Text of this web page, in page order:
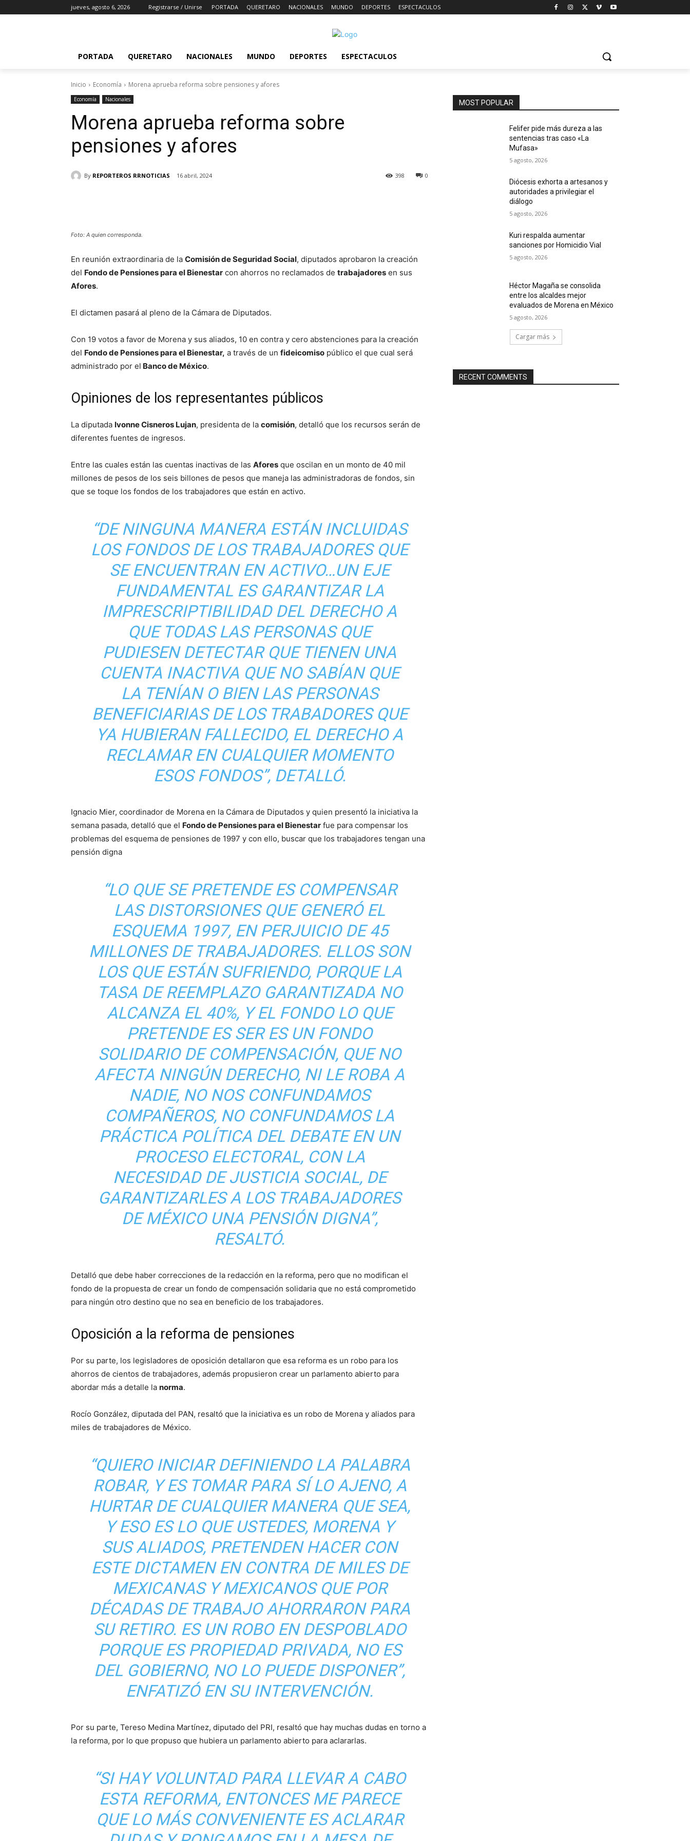
jueves, agosto 6, 2026 Registrarse / Unirse PORTADA QUERETARO NACIONALES MUNDO DEPORTES ESPECTACULOS
PORTADA QUERETARO NACIONALES MUNDO DEPORTES ESPECTACULOS
Inicio Economía Morena aprueba reforma sobre pensiones y afores
Economía Nacionales
Morena aprueba reforma sobre
pensiones y afores
By REPORTEROS RRNOTICIAS 16 abril, 2024 0
398
Foto: A quien corresponda.
En reunión extraordinaria de la Comisión de Seguridad Social, diputados aprobaron la creación
del Fondo de Pensiones para el Bienestar con ahorros no reclamados de trabajadores en sus
Afores.
El dictamen pasará al pleno de la Cámara de Diputados.
Con 19 votos a favor de Morena y sus aliados, 10 en contra y cero abstenciones para la creación
del Fondo de Pensiones para el Bienestar, a través de un fideicomiso público el que cual será
administrado por el Banco de México.
Opiniones de los representantes públicos
La diputada Ivonne Cisneros Lujan, presidenta de la comisión, detalló que los recursos serán de
diferentes fuentes de ingresos.
Entre las cuales están las cuentas inactivas de las Afores que oscilan en un monto de 40 mil
millones de pesos de los seis billones de pesos que maneja las administradoras de fondos, sin
que se toque los fondos de los trabajadores que están en activo.
“DE NINGUNA MANERA ESTÁN INCLUIDAS
LOS FONDOS DE LOS TRABAJADORES QUE
SE ENCUENTRAN EN ACTIVO…UN EJE
FUNDAMENTAL ES GARANTIZAR LA
IMPRESCRIPTIBILIDAD DEL DERECHO A
QUE TODAS LAS PERSONAS QUE
PUDIESEN DETECTAR QUE TIENEN UNA
CUENTA INACTIVA QUE NO SABÍAN QUE
LA TENÍAN O BIEN LAS PERSONAS
BENEFICIARIAS DE LOS TRABADORES QUE
YA HUBIERAN FALLECIDO, EL DERECHO A
RECLAMAR EN CUALQUIER MOMENTO
ESOS FONDOS”, DETALLÓ.
Ignacio Mier, coordinador de Morena en la Cámara de Diputados y quien presentó la iniciativa la
semana pasada, detalló que el Fondo de Pensiones para el Bienestar fue para compensar los
problemas del esquema de pensiones de 1997 y con ello, buscar que los trabajadores tengan una
pensión digna
“LO QUE SE PRETENDE ES COMPENSAR
LAS DISTORSIONES QUE GENERÓ EL
ESQUEMA 1997, EN PERJUICIO DE 45
MILLONES DE TRABAJADORES. ELLOS SON
LOS QUE ESTÁN SUFRIENDO, PORQUE LA
TASA DE REEMPLAZO GARANTIZADA NO
ALCANZA EL 40%, Y EL FONDO LO QUE
PRETENDE ES SER ES UN FONDO
SOLIDARIO DE COMPENSACIÓN, QUE NO
AFECTA NINGÚN DERECHO, NI LE ROBA A
NADIE, NO NOS CONFUNDAMOS
COMPAÑEROS, NO CONFUNDAMOS LA
PRÁCTICA POLÍTICA DEL DEBATE EN UN
PROCESO ELECTORAL, CON LA
NECESIDAD DE JUSTICIA SOCIAL, DE
GARANTIZARLES A LOS TRABAJADORES
DE MÉXICO UNA PENSIÓN DIGNA”,
RESALTÓ.
Detalló que debe haber correcciones de la redacción en la reforma, pero que no modifican el
fondo de la propuesta de crear un fondo de compensación solidaria que no está comprometido
para ningún otro destino que no sea en beneficio de los trabajadores.
Oposición a la reforma de pensiones
Por su parte, los legisladores de oposición detallaron que esa reforma es un robo para los
ahorros de cientos de trabajadores, además propusieron crear un parlamento abierto para
abordar más a detalle la norma.
Rocío González, diputada del PAN, resaltó que la iniciativa es un robo de Morena y aliados para
miles de trabajadores de México.
“QUIERO INICIAR DEFINIENDO LA PALABRA
ROBAR, Y ES TOMAR PARA SÍ LO AJENO, A
HURTAR DE CUALQUIER MANERA QUE SEA,
Y ESO ES LO QUE USTEDES, MORENA Y
SUS ALIADOS, PRETENDEN HACER CON
ESTE DICTAMEN EN CONTRA DE MILES DE
MEXICANAS Y MEXICANOS QUE POR
DÉCADAS DE TRABAJO AHORRARON PARA
SU RETIRO. ES UN ROBO EN DESPOBLADO
PORQUE ES PROPIEDAD PRIVADA, NO ES
DEL GOBIERNO, NO LO PUEDE DISPONER”,
ENFATIZÓ EN SU INTERVENCIÓN.
Por su parte, Tereso Medina Martínez, diputado del PRI, resaltó que hay muchas dudas en torno a
la reforma, por lo que propuso que hubiera un parlamento abierto para aclararlas.
“SI HAY VOLUNTAD PARA LLEVAR A CABO
ESTA REFORMA, ENTONCES ME PARECE
QUE LO MÁS CONVENIENTE ES ACLARAR
MOST POPULAR
Felifer pide más dureza a las
sentencias tras caso «La
Mufasa»
5 agosto, 2026
Diócesis exhorta a artesanos y
autoridades a privilegiar el
diálogo
5 agosto, 2026
Kuri respalda aumentar
sanciones por Homicidio Vial
5 agosto, 2026
Héctor Magaña se consolida
entre los alcaldes mejor
evaluados de Morena en México
5 agosto, 2026
Cargar más
RECENT COMMENTS